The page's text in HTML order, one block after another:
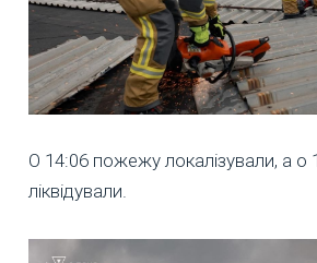
О 14:06 пожежу локалізували, а о
ліквідували.